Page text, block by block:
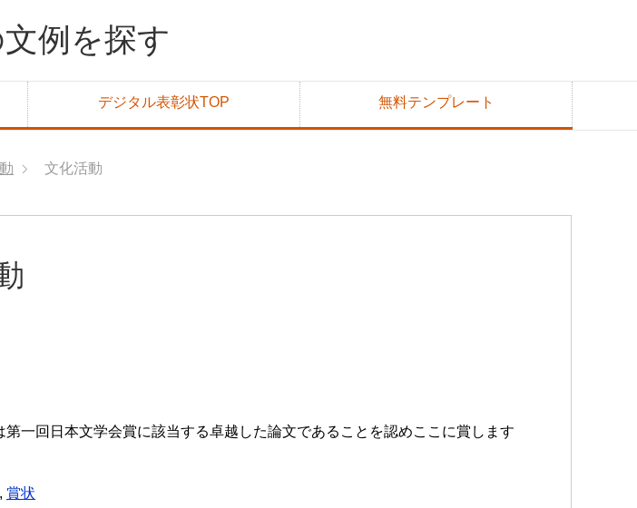
例を探す
デジタル表彰状TOP 無料テンプレート
文化活動
一回日本文学会賞に該当する卓越した論文であることを認めここに賞します
, 賞状